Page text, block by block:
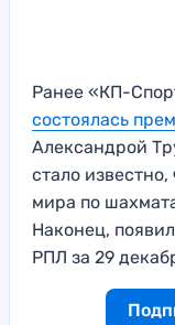
Ранее «КП-
состоялась
Александрой
стало
мира по
Наконец,
РПЛ за 29